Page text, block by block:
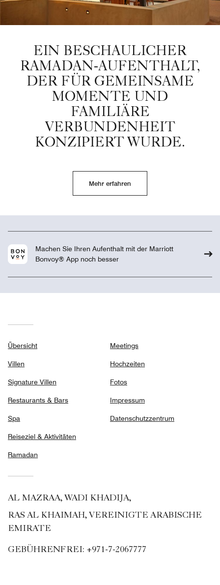
EIN BESCHAULICHER
RAMADAN-AUFENTHALT,
DER FÜR GEMEINSAME
MOMENTE UND
FAMILIÄRE
VERBUNDENHEIT
KONZIPIERT WURDE.
Mehr erfahren
Machen Sie Ihren Aufenthalt mit der Marriott
Bonvoy® App noch besser
Übersicht
Villen
Signature Villen
Restaurants & Bars
Spa
Reiseziel & Aktivitäten
Ramadan
Meetings
Hochzeiten
Fotos
Impressum
Datenschutzzentrum
AL MAZRAA, WADI KHADIJA,
RAS AL KHAIMAH, VEREINIGTE ARABISCHE
EMIRATE
GEBÜHRENFREI: +971-7-2067777